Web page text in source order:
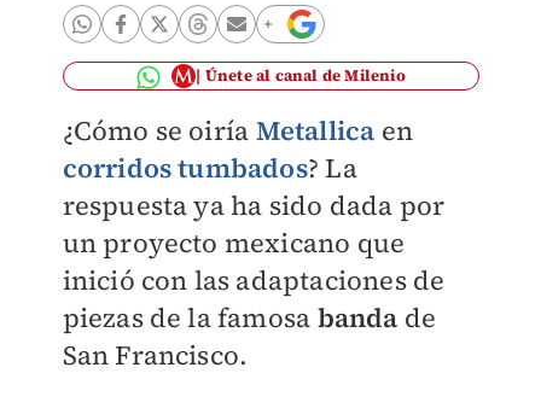
Únete al canal de Milenio
¿Cómo se oiría Metallica en
corridos tumbados? La
respuesta ya ha sido dada por
un proyecto mexicano que
inició con las adaptaciones de
piezas de la famosa banda de
San Francisco.